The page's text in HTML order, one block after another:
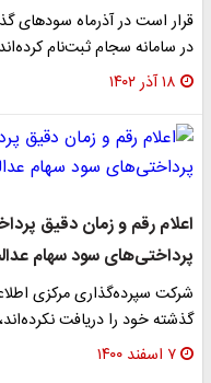
قرار است در آذرماه سود‌های
در سامانه سجام ثبت‌نام
۱۸ آذر ۱۴۰۲
اعلام رقم و زمان دقیق
پرداختی‌های سود سهام
شرکت سپرده‌گذاری مرکزی
گذشته خود را دریافت
۷ اسفند ۱۴۰۰